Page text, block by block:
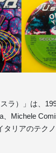
スラ）」は、
、Michele
タリアのテク